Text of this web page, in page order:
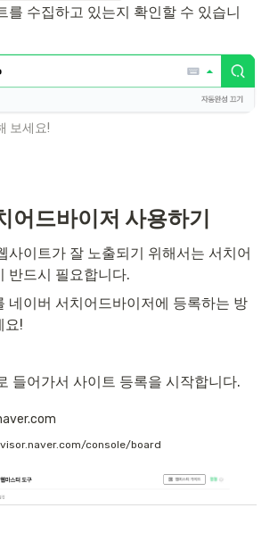
를 수집하고 있는지 확인할 수 있습니
보세요!
어드바이저 사용하기
사이트가 잘 노출되기 위해서는 서치어
반드시 필요합니다.
네이버 서치어드바이저에 등록하는 방
요!
들어가서 사이트 등록을 시작합니다.
console/board